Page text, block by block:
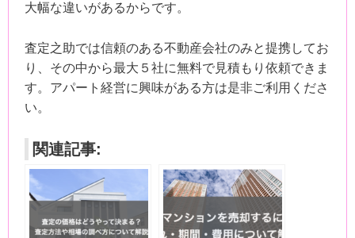
大幅な違いがあるからです。
査定之助では信頼のある不動産会社のみと提携してお
り、その中から最大５社に無料で見積もり依頼できま
す。アパート経営に興味がある方は是非ご利用くださ
い。
関連記事: